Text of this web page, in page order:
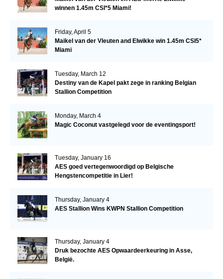
winnen 1.45m CSI*5 Miami!
Friday, April 5
Maikel van der Vleuten and Elwikke win 1.45m CSI5*
Miami
Tuesday, March 12
Destiny van de Kapel pakt zege in ranking Belgian
Stallion Competition
Monday, March 4
Magic Coconut vastgelegd voor de eventingsport!
Tuesday, January 16
AES goed vertegenwoordigd op Belgische
Hengstencompetitie in Lier!
Thursday, January 4
AES Stallion Wins KWPN Stallion Competition
Thursday, January 4
Druk bezochte AES Opwaardeerkeuring in Asse,
België.